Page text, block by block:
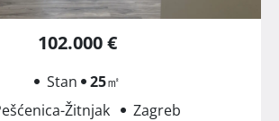
102.000 €
Stan 25㎡
Žitnjak
Zagreb